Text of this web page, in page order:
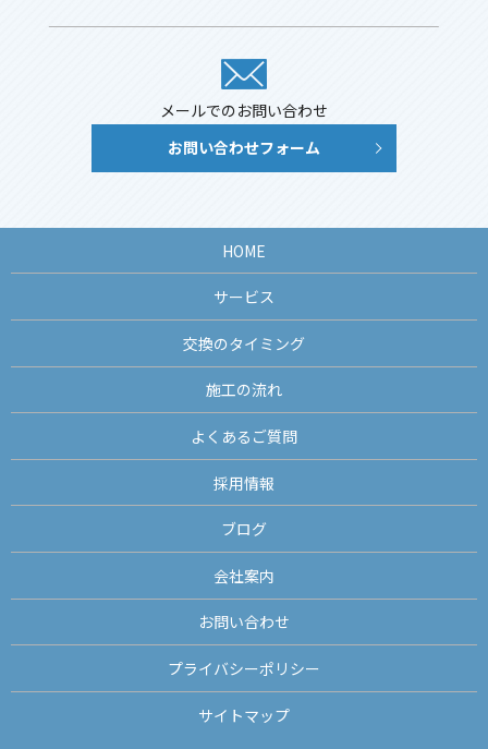
メールでのお問い合わせ
お問い合わせフォーム
HOME
サービス
交換のタイミング
施工の流れ
よくあるご質問
採用情報
ブログ
会社案内
お問い合わせ
プライバシーポリシー
サイトマップ